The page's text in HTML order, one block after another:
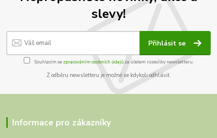
slevy!
Přihlásit se
Souhlasím se zpracováním osobních údajůza účelem rozesílky newsletteru.
Z odběru newsletteru je možné se kdykoli odhlásit.
Informace pro zákazníky